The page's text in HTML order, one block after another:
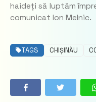
haideți să luptăm
comunicat Ion Melnic.
TAGS CHIȘINĂU